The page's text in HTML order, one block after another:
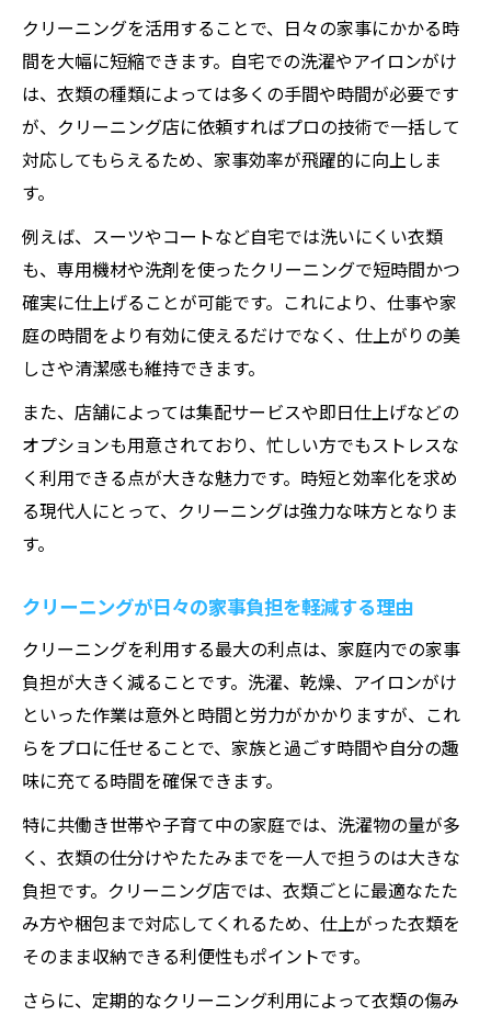
クリーニングを活用することで、日々の家事にかかる時
間を大幅に短縮できます。自宅での洗濯やアイロンがけ
は、衣類の種類によっては多くの手間や時間が必要です
が、クリーニング店に依頼すればプロの技術で一括して
対応してもらえるため、家事効率が飛躍的に向上しま
す。
例えば、スーツやコートなど自宅では洗いにくい衣類
も、専用機材や洗剤を使ったクリーニングで短時間かつ
確実に仕上げることが可能です。これにより、仕事や家
庭の時間をより有効に使えるだけでなく、仕上がりの美
しさや清潔感も維持できます。
また、店舗によっては集配サービスや即日仕上げなどの
オプションも用意されており、忙しい方でもストレスな
く利用できる点が大きな魅力です。時短と効率化を求め
る現代人にとって、クリーニングは強力な味方となりま
す。
クリーニングが日々の家事負担を軽減する理由
クリーニングを利用する最大の利点は、家庭内での家事
負担が大きく減ることです。洗濯、乾燥、アイロンがけ
といった作業は意外と時間と労力がかかりますが、これ
らをプロに任せることで、家族と過ごす時間や自分の趣
味に充てる時間を確保できます。
特に共働き世帯や子育て中の家庭では、洗濯物の量が多
く、衣類の仕分けやたたみまでを一人で担うのは大きな
負担です。クリーニング店では、衣類ごとに最適なたた
み方や梱包まで対応してくれるため、仕上がった衣類を
そのまま収納できる利便性もポイントです。
さらに、定期的なクリーニング利用によって衣類の傷み